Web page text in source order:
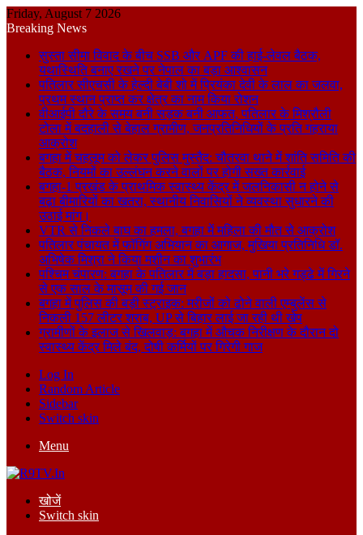
Friday, August 7 2026
Breaking News
सुस्ता सीमा विवाद के बीच SSB और APF की हाई-लेवल बैठक,
यथास्थिति बनाए रखने पर नेपाल का बड़ा आश्वासन
पतिलार सीएचसी के हेल्दी बेबी शो में प्रियंका देवी के लाल का जलवा,
प्रथम स्थान प्राप्त कर क्षेत्र का नाम किया रोशन
वीआईपी दौरे के समय बनी सड़क बनी आफत, पतिलार के मिश्रौली
टोला में बदहाली से बेहाल ग्रामीण, जनप्रतिनिधियों के प्रति गहराया
आक्रोश
बगहा में चहलूम को लेकर पुलिस मुस्तैद: चौतरवा थाने में शांति समिति की
बैठक, नियमों का उल्लंघन करने वालों पर होगी सख्त कार्रवाई
बगहा-1 प्रखंड के प्राथमिक स्वास्थ्य केंद्र में जलनिकासी न होने से
बढ़ा बीमारियों का खतरा, स्थानीय निवासियों ने व्यवस्था सुधारने की
उठाई मांग।
VTR से निकले बाघ का हमला, बगहा में महिला की मौत से आक्रोश
पतिलार पंचायत में फॉगिंग अभियान का आगाज, मुखिया प्रतिनिधि डॉ.
अभिषेक मिश्रा ने किया मशीन का शुभारंभ
पश्चिम चंपारण: बगहा के पतिलार में बड़ा हादसा, पानी भरे गड्ढे में गिरने
से एक साल के मासूम की गई जान
बगहा में पुलिस की बड़ी स्ट्राइक: मरीजों को ढोने वाली एम्बुलेंस से
निकली 157 लीटर शराब, UP से बिहार लाई जा रही थी खेप
ग्रामीणों के इलाज से खिलवाड़: बगहा में औचक निरीक्षण के दौरान दो
स्वास्थ्य केंद्र मिले बंद, दोषी कर्मियों पर गिरेगी गाज
Log In
Random Article
Sidebar
Switch skin
Menu
खोजें
Switch skin